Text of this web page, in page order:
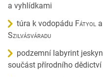
a vyhlídkami
túra k vodopádu Fátyol
Szilvásváradu
podzemní labyrint
součást přírodního dědictví